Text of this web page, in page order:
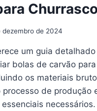
dezembro de 2024
um guia detalhado
bolas de carvão para
os materiais
processo de produção
necessários.